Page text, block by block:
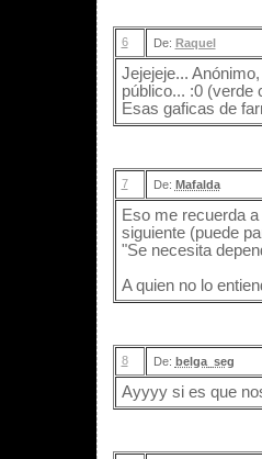
6 De: Raquel
Jejejeje...
público... :0 (verde
Esas gaficas de
7 De: Mafalda
Eso me recuerda
siguiente (puede
"Se necesita
A quien no lo
8 De: belga_seg
Ayyyy si es que